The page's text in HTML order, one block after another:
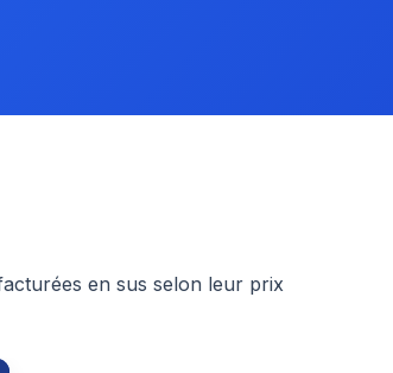
en sus selon leur prix